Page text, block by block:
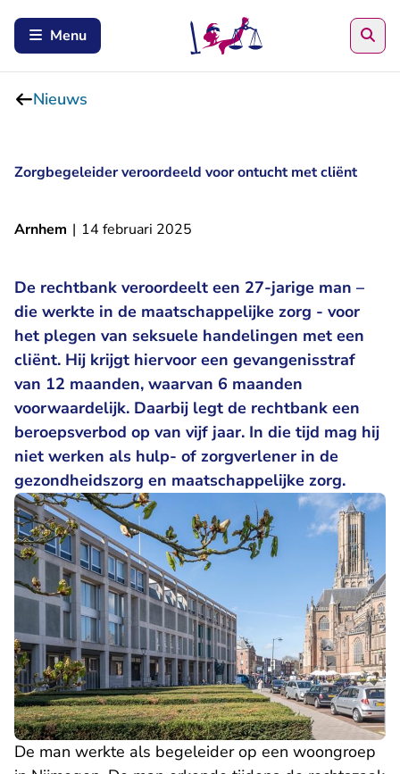
Menu
Nieuws
Zorgbegeleider veroordeeld voor ontucht met cliënt
Arnhem | 14 februari 2025
De rechtbank veroordeelt een 27-jarige man –
die werkte in de maatschappelijke zorg - voor
het plegen van seksuele handelingen met een
cliënt. Hij krijgt hiervoor een gevangenisstraf
van 12 maanden, waarvan 6 maanden
voorwaardelijk. Daarbij legt de rechtbank een
beroepsverbod op van vijf jaar. In die tijd mag hij
niet werken als hulp- of zorgverlener in de
gezondheidszorg en maatschappelijke zorg.
De man werkte als begeleider op een woongroep